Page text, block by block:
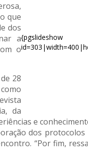
{pgslideshow
que
dos
a
o
28
da
e
dos
“Por fim,